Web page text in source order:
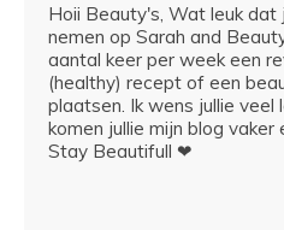
Hoii Beauty's, Wat leuk dat
nemen op Sarah and
aantal keer per week een
(healthy) recept of een
plaatsen. Ik wens jullie veel
komen jullie mijn blog vaker
Stay Beautifull ❤